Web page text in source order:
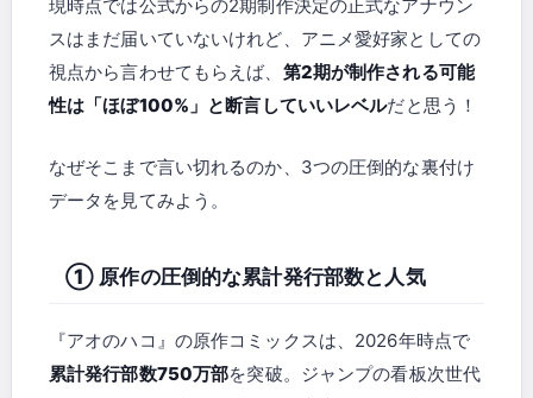
現時点では公式からの2期制作決定の正式なアナウン
スはまだ届いていないけれど、アニメ愛好家としての
視点から言わせてもらえば、 第2期が制作される可能
性は「ほぼ100%」と断言していいレベルだと思う！
なぜそこまで言い切れるのか、3つの圧倒的な裏付け
データを見てみよう。
① 原作の圧倒的な累計発行部数と人気
『アオのハコ』の原作コミックスは、2026年時点で
累計発行部数750万部を突破。ジャンプの看板次世代